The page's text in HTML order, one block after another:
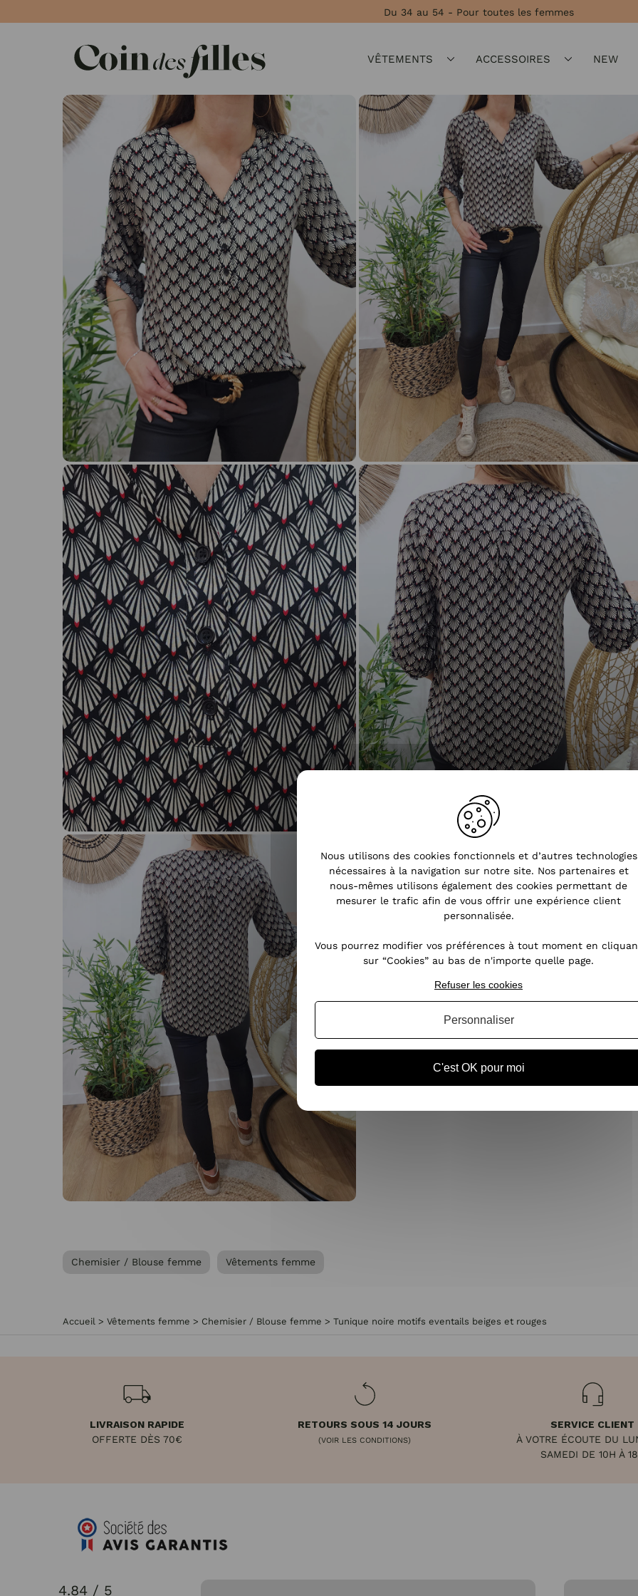
Du 34 au 54 - Pour toutes les femmes
VÊTEMENTS ACCESSOIRES NEW
Chemisier / Blouse femme Vêtements femme
Accueil > Vêtements femme > Chemisier / Blouse femme > Tunique noire motifs eventails beiges et rouges
LIVRAISON RAPIDE
OFFERTE DÈS 70€
RETOURS SOUS 14 JOURS
(VOIR LES CONDITIONS)
SERVICE CLIENT
À VOTRE ÉCOUTE DU
SAMEDI DE 10H À
4.84 / 5
Nous utilisons des cookies fonctionnels et d’autres technologies
nécessaires à la navigation sur notre site. Nos partenaires et
nous-mêmes utilisons également des cookies permettant de
mesurer le trafic afin de vous offrir une expérience client
personnalisée.
Vous pourrez modifier vos préférences à tout moment en
sur “Cookies” au bas de n'importe quelle page.
C'est OK pour moi
Refuser les cookies
Personnaliser